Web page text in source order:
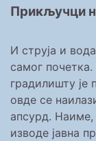
Прикључци
И струја и
самог
градилишту је
овде се
апсурд.
изводе јавна